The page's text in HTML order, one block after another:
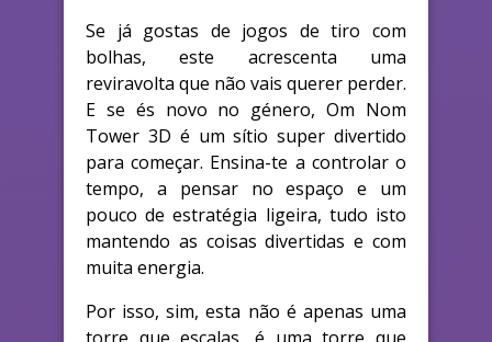
Se já gostas de jogos de tiro com
bolhas, este acrescenta uma
reviravolta que não vais querer perder.
E se és novo no género, Om Nom
Tower 3D é um sítio super divertido
para começar. Ensina-te a controlar o
tempo, a pensar no espaço e um
pouco de estratégia ligeira, tudo isto
mantendo as coisas divertidas e com
muita energia.
Por isso, sim, esta não é apenas uma